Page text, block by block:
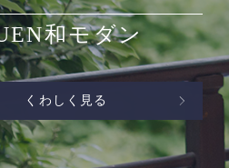
和モダン
くわしく見る